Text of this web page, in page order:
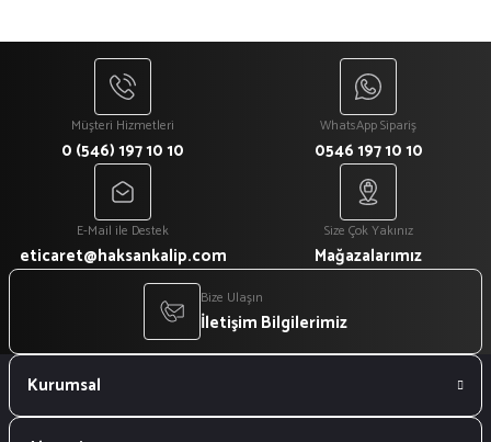
Müşteri Hizmetleri
0 (546) 197 10 10
WhatsApp Sipariş
0546 197 10 10
E-Mail ile Destek
eticaret@haksankalip.com
Size Çok Yakınız
Mağazalarımız
Bize Ulaşın
İletişim Bilgilerimiz
Kurumsal